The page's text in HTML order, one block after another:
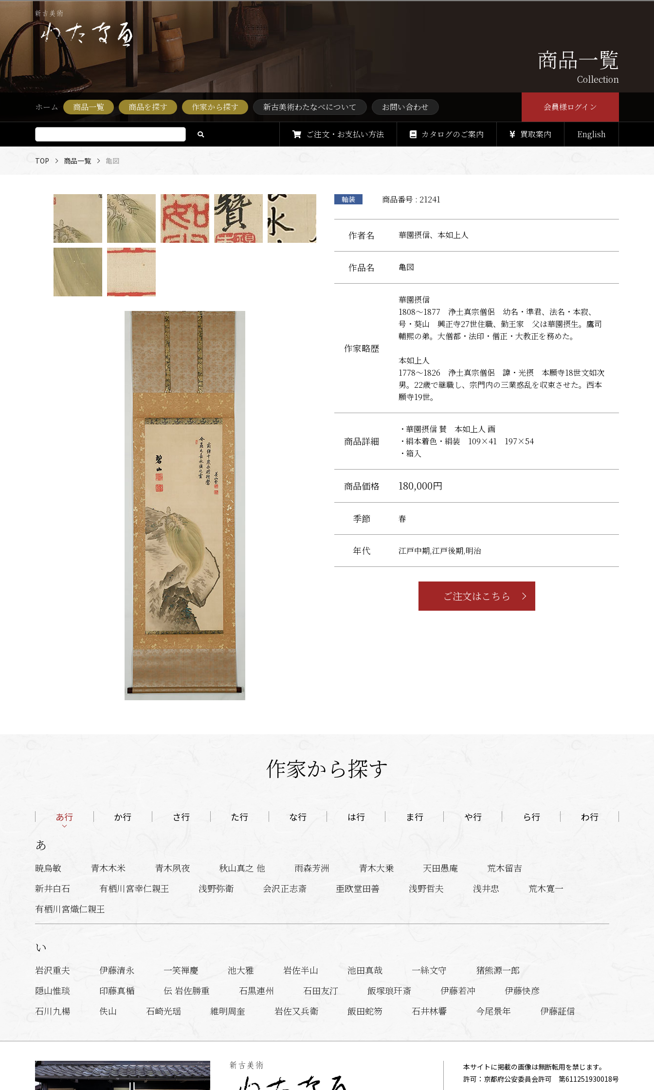
商品一覧
Collection
ホーム 商品一覧 商品を探す 作家から探す 新古美術わたなべについて お問い合わせ 会員様ログイン
ご注文・お支払い方法 カタログのご案内 買取案内 English
TOP 商品一覧 亀図
軸装 商品番号 : 21241
作者名 華園摂信、本如上人
作品名 亀図
作家略歴
華園摂信
1808～1877 浄土真宗僧侶 幼名・準君、法名・本寂、
号・葵山 興正寺27世住職、勤王家 父は華園摂生。鷹司
輔熙の弟。大僧都・法印・僧正・大教正を務めた。
本如上人
1778～1826 浄土真宗僧侶 諱・光摂 本願寺18世文如次
男。22歳で継職し、宗門内の三業惑乱を収束させた。西本
願寺19世。
商品詳細
華園摂信 賛 本如上人 画
絹本着色・絹装 109×41 197×54
箱入
商品価格 180,000円
季節 春
年代 江戸中期,江戸後期,明治
ご注文はこちら
作家から探す
あ行 か行 さ行 た行 な行 は行 ま行 や行 ら行 わ行
あ
暁烏敏 青木木米 青木夙夜 秋山真之 他 雨森芳洲 青木大乗 天田愚庵
荒木留吉
新井白石
有栖川宮幸仁親王 浅野弥衛 会沢正志斎 亜欧堂田善 浅野哲夫 浅井忠
荒木寛一
有栖川宮熾仁親王
い
岩沢重夫 伊藤清永 一笑禅慶 池大雅 岩佐半山 池田真哉 一絲文守
猪熊源一郎
隠山惟琰
印藤真楯 伝 岩佐勝重 石黒連州 石田友汀 飯塚琅玕斎 伊藤若冲
伊藤快彦
石川九楊
佚山 石崎光瑶 維明周奎 岩佐又兵衛 飯田蛇笏 石井林響 今尾景年
伊藤証信
本サイトに掲載の画像は無断転用を禁じます。
許可：京都府公安委員会許可 第611251930018号